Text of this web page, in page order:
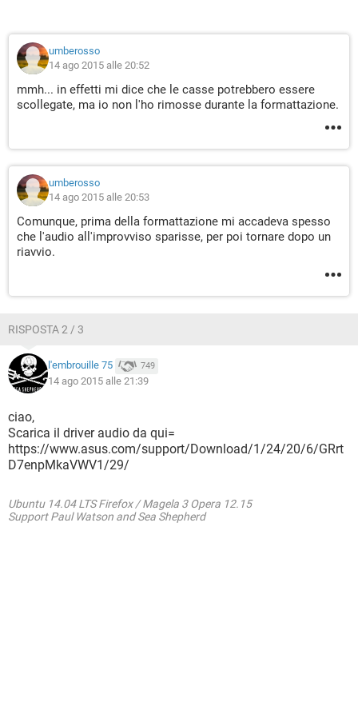
umberosso
14 ago 2015 alle 20:52
mmh... in effetti mi dice che le casse potrebbero essere
scollegate, ma io non l'ho rimosse durante la formattazione.
umberosso
14 ago 2015 alle 20:53
Comunque, prima della formattazione mi accadeva spesso
che l'audio all'improvviso sparisse, per poi tornare dopo un
riavvio.
RISPOSTA 2 / 3
l'embrouille 75 749
14 ago 2015 alle 21:39
ciao,
Scarica il driver audio da qui=
https://www.asus.com/support/Download/1/24/20/6/GRrt
D7enpMkaVWV1/29/
Ubuntu 14.04 LTS Firefox / Magela 3 Opera 12.15
Support Paul Watson and Sea Shepherd